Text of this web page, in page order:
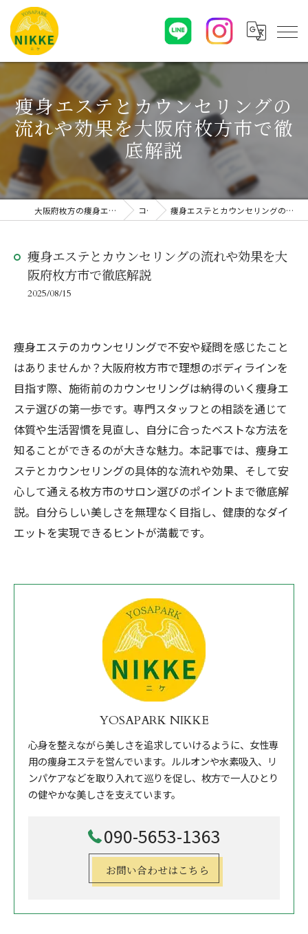
痩身エステとカウンセリングの
流れや効果を大阪府枚方市で徹
底解説
大阪府枚方の痩身エステならYOSAPARK NIKKE コラム 痩身エステとカウンセリングの流れや効果を大阪府枚方市で徹底解説
痩身エステとカウンセリングの流れや効果を大
阪府枚方市で徹底解説
2025/08/15
痩身エステのカウンセリングで不安や疑問を感じたこと
はありませんか？大阪府枚方市で理想のボディラインを
目指す際、施術前のカウンセリングは納得のいく痩身エ
ステ選びの第一歩です。専門スタッフとの相談を通じて
体質や生活習慣を見直し、自分に合ったベストな方法を
知ることができるのが大きな魅力。本記事では、痩身エ
ステとカウンセリングの具体的な流れや効果、そして安
心して通える枚方市のサロン選びのポイントまで徹底解
説。自分らしい美しさを無理なく目指し、健康的なダイ
エットを実現できるヒントが満載です。
YOSAPARK NIKKE
心身を整えながら美しさを追求していけるように、女性専
用の痩身エステを営んでいます。ルルオンや水素吸入、リ
ンパケアなどを取り入れて巡りを促し、枚方で一人ひとり
の健やかな美しさを支えています。
090-5653-1363
お問い合わせはこちら